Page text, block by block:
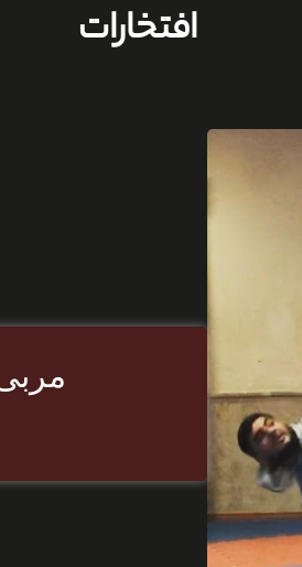
افتخارات